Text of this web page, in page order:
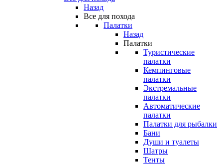
Назад
Все для похода
Палатки
Назад
Палатки
Туристические
палатки
Кемпинговые
палатки
Экстремальные
палатки
Автоматические
палатки
Палатки для рыбалки
Бани
Души и туалеты
Шатры
Тенты